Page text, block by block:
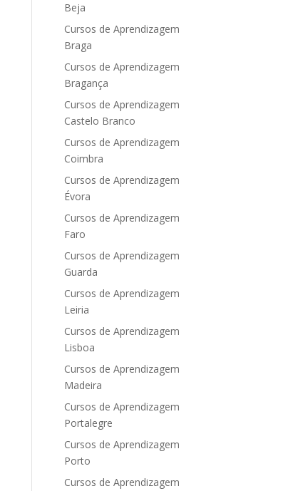
Beja
Cursos de Aprendizagem
Braga
Cursos de Aprendizagem
Bragança
Cursos de Aprendizagem
Castelo Branco
Cursos de Aprendizagem
Coimbra
Cursos de Aprendizagem
Évora
Cursos de Aprendizagem
Faro
Cursos de Aprendizagem
Guarda
Cursos de Aprendizagem
Leiria
Cursos de Aprendizagem
Lisboa
Cursos de Aprendizagem
Madeira
Cursos de Aprendizagem
Portalegre
Cursos de Aprendizagem
Porto
Cursos de Aprendizagem